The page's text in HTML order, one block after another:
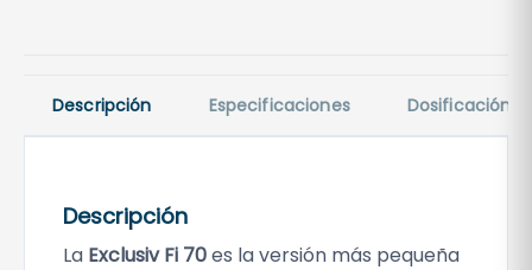
u
Descripción Especificaciones Dosificación
Descripción
La Exclusiv Fi 70es la versión más pequeña